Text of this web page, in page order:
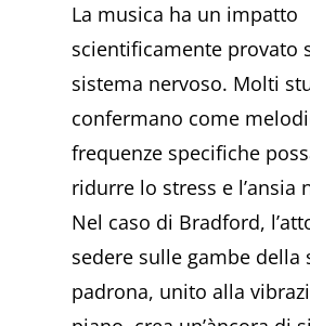
La musica ha un impatto
scientificamente provato
sistema nervoso. Molti
confermano come
frequenze specifiche
ridurre lo stress e l’ansia
Nel caso di Bradford,
sedere sulle gambe della
padrona, unito alla